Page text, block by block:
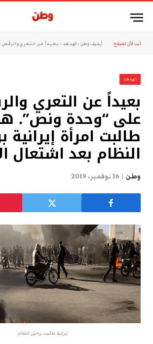
أنت الآن تتصفح: أرشيف وطن »الهدهد » بعيداً عن التعري والرقص على “وحدة ونص”. هكذا
الهدهد
بعيداً عن التعري
على “وحدة ونص”.
طالبت امرأة إيرانية
النظام بعد اشتعال
وطن 16 نوفمبر، 2019
إيرانية طالبت برحيل النظام